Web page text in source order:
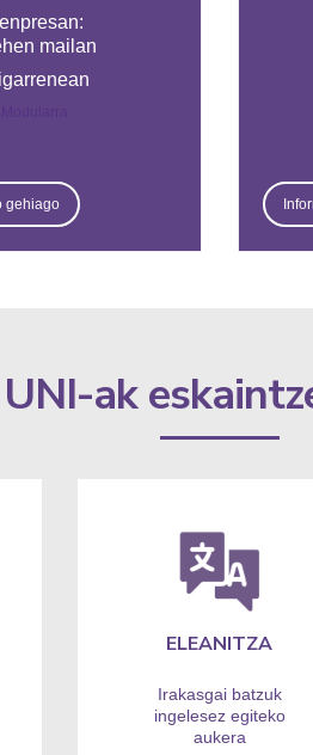
mailan
gehiago
UNI-ak
ELEANITZA
Irakasgai batzuk
ingelesez egiteko
aukera